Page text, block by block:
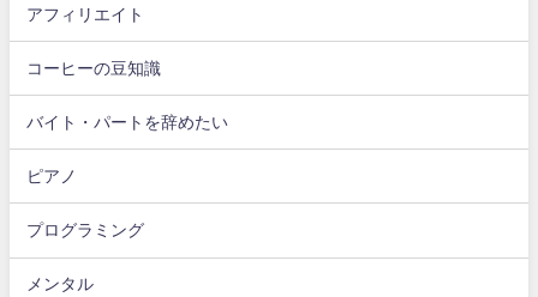
アフィリエイト
コーヒーの豆知識
バイト・パートを辞めたい
ピアノ
プログラミング
メンタル